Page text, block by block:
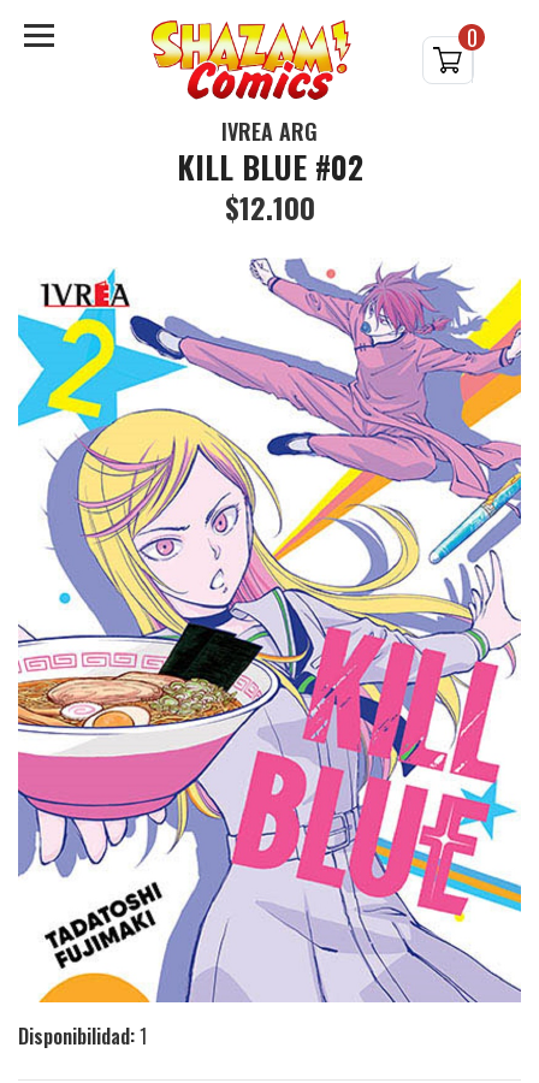
0
IVREA ARG
KILL BLUE #02
$12.100
Disponibilidad:1